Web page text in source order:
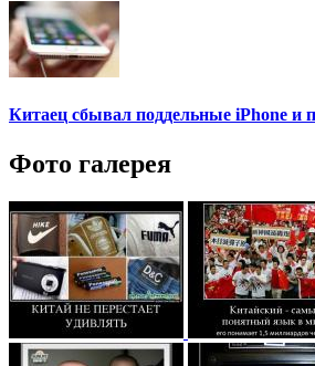
Китаец сбывал поддельные iPhone и
Фото галерея